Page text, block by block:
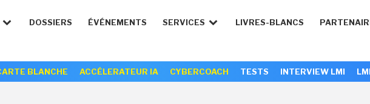
DOSSIERS ÉVÉNEMENTS SERVICES LIVRES-BLANCS
BLANCHE ACCÉLERATEUR IA CYBERCOACH TESTS INTERVIEW LMI